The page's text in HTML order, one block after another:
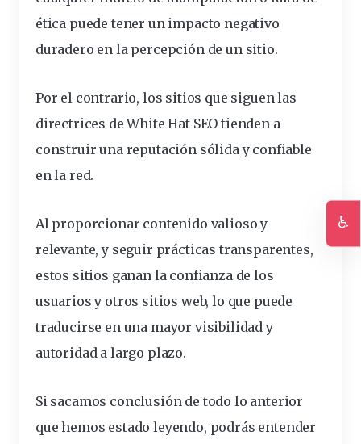
ética puede tener un impacto negativo
duradero en la percepción de un sitio.
Por el contrario, los sitios que siguenlas
directrices de White Hat SEO tienden a
construir una reputación sólida y confiable
en la red.
Al proporcionar contenido valioso y
relevante, y seguir prácticas transparentes,
estos sitios ganan la confianza de los
usuarios y otros sitios web, lo que puede
traducirse en una mayor visibilidad y
autoridad a largo plazo.
Si sacamos conclusión de todo lo anterior
que hemos estado leyendo, podrás entender
♿